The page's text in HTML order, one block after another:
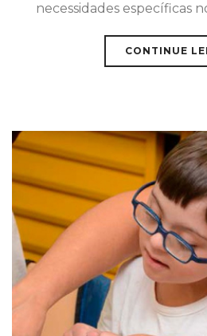
necessidades específicas
CONTINUE